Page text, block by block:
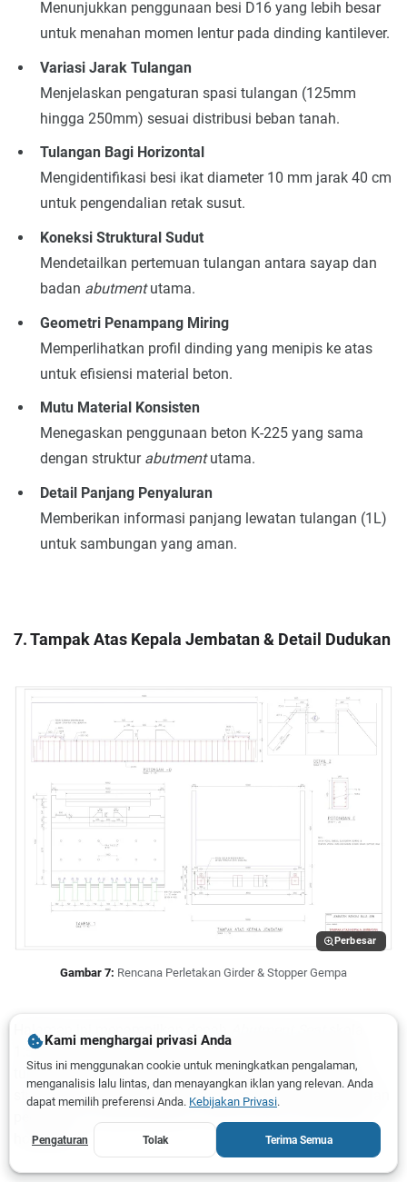
Menunjukkan penggunaan besi D16 yang lebih besar
untuk menahan momen lentur pada dinding kantilever.
Variasi Jarak Tulangan
Menjelaskan pengaturan spasi tulangan (125mm
hingga 250mm) sesuai distribusi beban tanah.
Tulangan Bagi Horizontal
Mengidentifikasi besi ikat diameter 10 mm jarak 40 cm
untuk pengendalian retak susut.
Koneksi Struktural Sudut
Mendetailkan pertemuan tulangan antara sayap dan
badan abutmentutama.
Geometri Penampang Miring
Memperlihatkan profil dinding yang menipis ke atas
untuk efisiensi material beton.
Mutu Material Konsisten
Menegaskan penggunaan beton K-225 yang sama
dengan struktur abutmentutama.
Detail Panjang Penyaluran
Memberikan informasi panjang lewatan tulangan (1L)
untuk sambungan yang aman.
7. Tampak Atas Kepala Jembatan & Detail Dudukan
Perbesar
Gambar 7: Rencana Perletakan Girder & Stopper Gempa
Halaman ini menampilkan denah
1:50 dan detail dudukan (
tumpuan (bearing pad) yang disesuaikan dengan desain
struktur atas jembatan. Detail angkur D16 dan penulangan
horizontal.
Kami menghargai privasi Anda
Situs ini menggunakan cookie untuk meningkatkan pengalaman,
menganalisis lalu lintas, dan menayangkan iklan yang relevan. Anda
dapat memilih preferensi Anda. Kebijakan Privasi.
Pengaturan Tolak Terima Semua